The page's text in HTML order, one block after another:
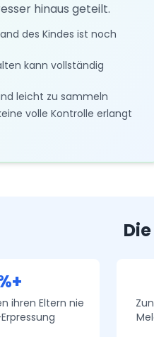
hinaus geteilt.
des Kindes ist noch
kann vollständig
leicht zu sammeln
volle Kontrolle erlangt
ihren Eltern nie